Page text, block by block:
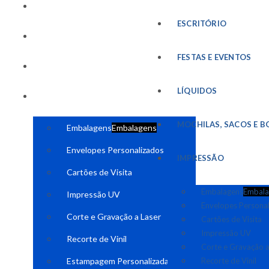
EmbalagensEmbalagens
Envelopes Personalizados
Cartões de Visita
Impressão UV
Corte e Gravação a Laser
Recorte de Vinil
Estampagem Personalizada
ESCRITÓRIO
FESTAS E EVENTOS
LÍQUIDOS
MOCHILAS, SACOS E
IMPRESSÃO
Embalagens
Envelopes
Cartões de Visita
Impressão UV
Corte e Gravação
Recorte de Vinil